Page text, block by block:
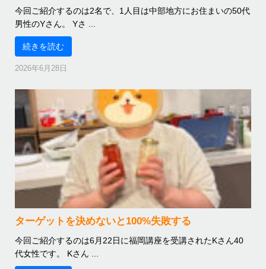
今回ご紹介するのは2名で、1人目は中部地方にお住まいの50代
男性のYさん。 Yさ ...
続きを読む
2026年6月28日
ターゲットを決めないと100%失敗する
今回ご紹介するのは6月22日に福岡講座を受講されたKさん40
代女性です。 Kさん ...